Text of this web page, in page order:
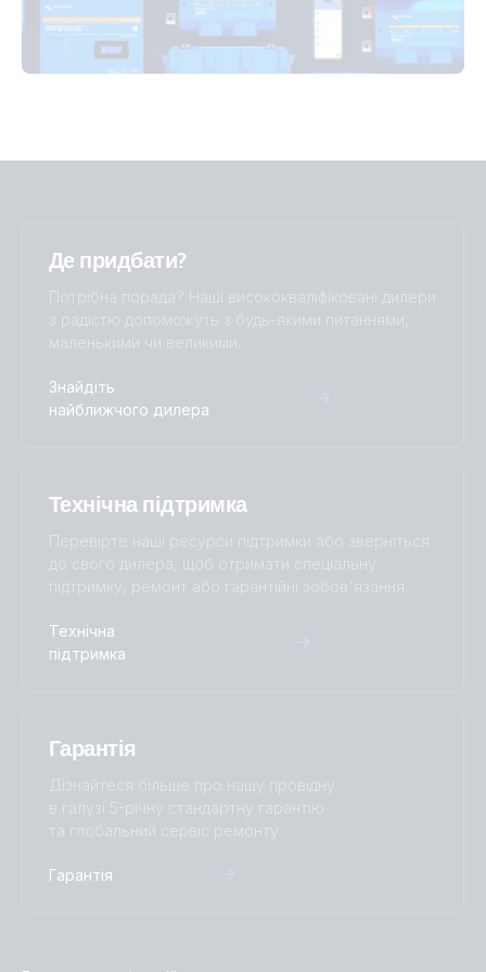
SmartShunt 2000A-50mV IP65 (top)
SmartShunt 300A-50mV (back)
SmartShunt 300A-50mV (right)
SmartShunt 300A-50mV IP65 (back)
SmartShunt 300A-50mV IP65 (front)
SmartShunt 300A-50mV IP65 (left)
SmartShunt 300A-50mV IP65 (long cables)
SmartShunt 300A-50mV IP65 (top)
SmartShunt 500A-50mV (front)
SmartShunt 2000A-50mV IP65.PT01
SmartShunt 2000A-50mV IP65.PT02
SmartShunt 2000A-50mV IP65.PT05
SmartShunt 2000A-50mV IP65.PT06
SmartShunt 2000A-50mV IP65.PT08
SmartShunt 2000A-50mV.PT02
SmartShunt 2000A-50mV.PT03
SmartShunt 2000A-50mV.PT04
SmartShunt 2000A-50mV.PT07
SmartShunt 2000A-50mV.PT08
Де придбати?
Потрібна порада? Наші висококваліфіковані дилери
з радістю допоможуть з будь-якими питаннями,
маленькими чи великими.
Знайдіть
найближчого дилера
Технічна підтримка
Перевірте наші ресурси підтримки або зверніться
до свого дилера, щоб отримати спеціальну
підтримку, ремонт або гарантійні зобов'язання.
Технічна
підтримка
Гарантія
Дізнайтеся більше про нашу провідну
в галузі 5-річну стандартну гарантію
та глобальний сервіс ремонту.
Гарантія